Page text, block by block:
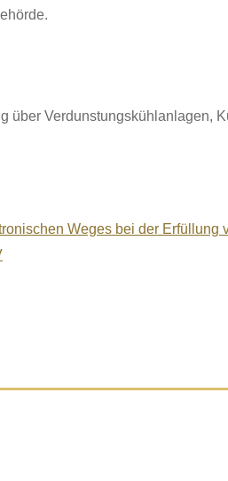
über Verdunstungskühlanlagen,
Weges bei der Erfüllung